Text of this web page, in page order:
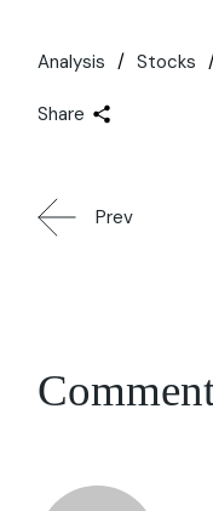
Analysis Stocks
Share
Prev